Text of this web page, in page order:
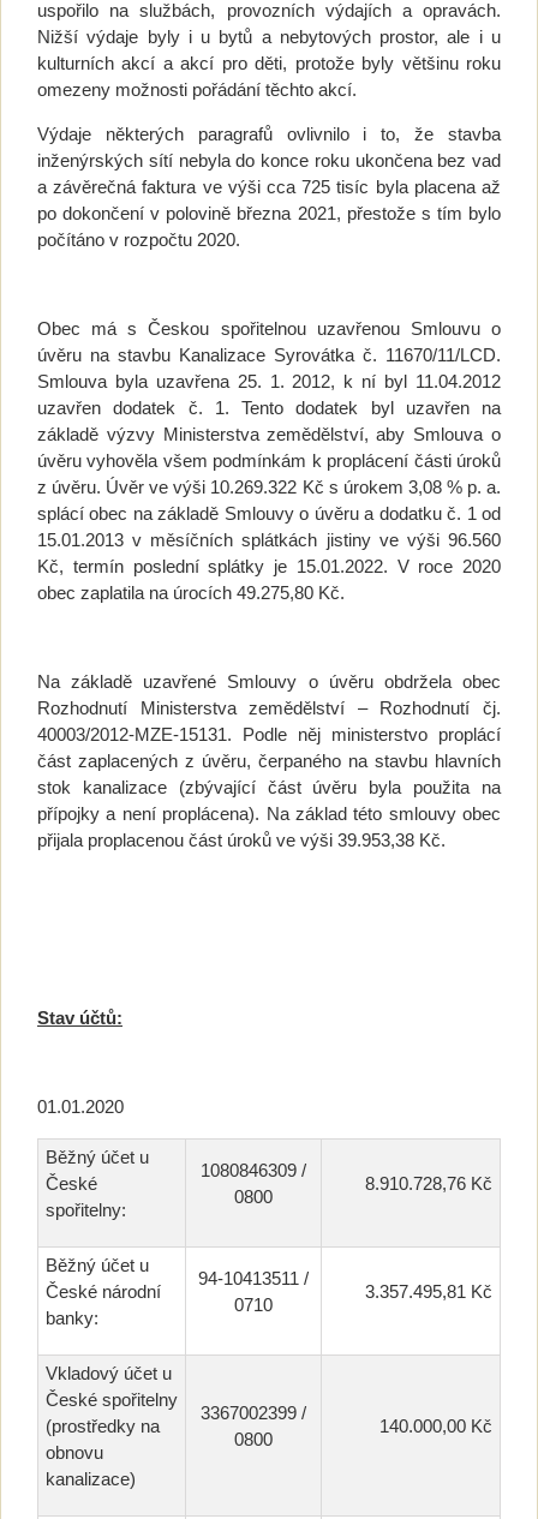
uspořilo na službách, provozních výdajích a opravách.
Nižší výdaje byly i u bytů a nebytových prostor, ale i u
kulturních akcí a akcí pro děti, protože byly většinu roku
omezeny možnosti pořádání těchto akcí.
Výdaje některých paragrafů ovlivnilo i to, že stavba
inženýrských sítí nebyla do konce roku ukončena bez vad
a závěrečná faktura ve výši cca 725 tisíc byla placena až
po dokončení v polovině března 2021, přestože s tím bylo
počítáno v rozpočtu 2020.
Obec má s Českou spořitelnou uzavřenou Smlouvu o
úvěru na stavbu Kanalizace Syrovátka č. 11670/11/LCD.
Smlouva byla uzavřena 25. 1. 2012, k ní byl 11.04.2012
uzavřen dodatek č. 1. Tento dodatek byl uzavřen na
základě výzvy Ministerstva zemědělství, aby Smlouva o
úvěru vyhověla všem podmínkám k proplácení části úroků
z úvěru. Úvěr ve výši 10.269.322 Kč s úrokem 3,08 % p. a.
splácí obec na základě Smlouvy o úvěru a dodatku č. 1 od
15.01.2013 v měsíčních splátkách jistiny ve výši 96.560
Kč, termín poslední splátky je 15.01.2022. V roce 2020
obec zaplatila na úrocích 49.275,80 Kč.
Na základě uzavřené Smlouvy o úvěru obdržela obec
Rozhodnutí Ministerstva zemědělství – Rozhodnutí čj.
40003/2012-MZE-15131. Podle něj ministerstvo proplácí
část zaplacených z úvěru, čerpaného na stavbu hlavních
stok kanalizace (zbývající část úvěru byla použita na
přípojky a není proplácena). Na základ této smlouvy obec
přijala proplacenou část úroků ve výši 39.953,38 Kč.
Stav účtů:
01.01.2020
Běžný účet u
České
spořitelny:
1080846309 /
0800
8.910.728,76 Kč
Běžný účet u
České národní
banky:
94-10413511 /
0710
3.357.495,81 Kč
Vkladový účet u
České spořitelny
(prostředky na
obnovu
kanalizace)
3367002399 /
0800
140.000,00 Kč